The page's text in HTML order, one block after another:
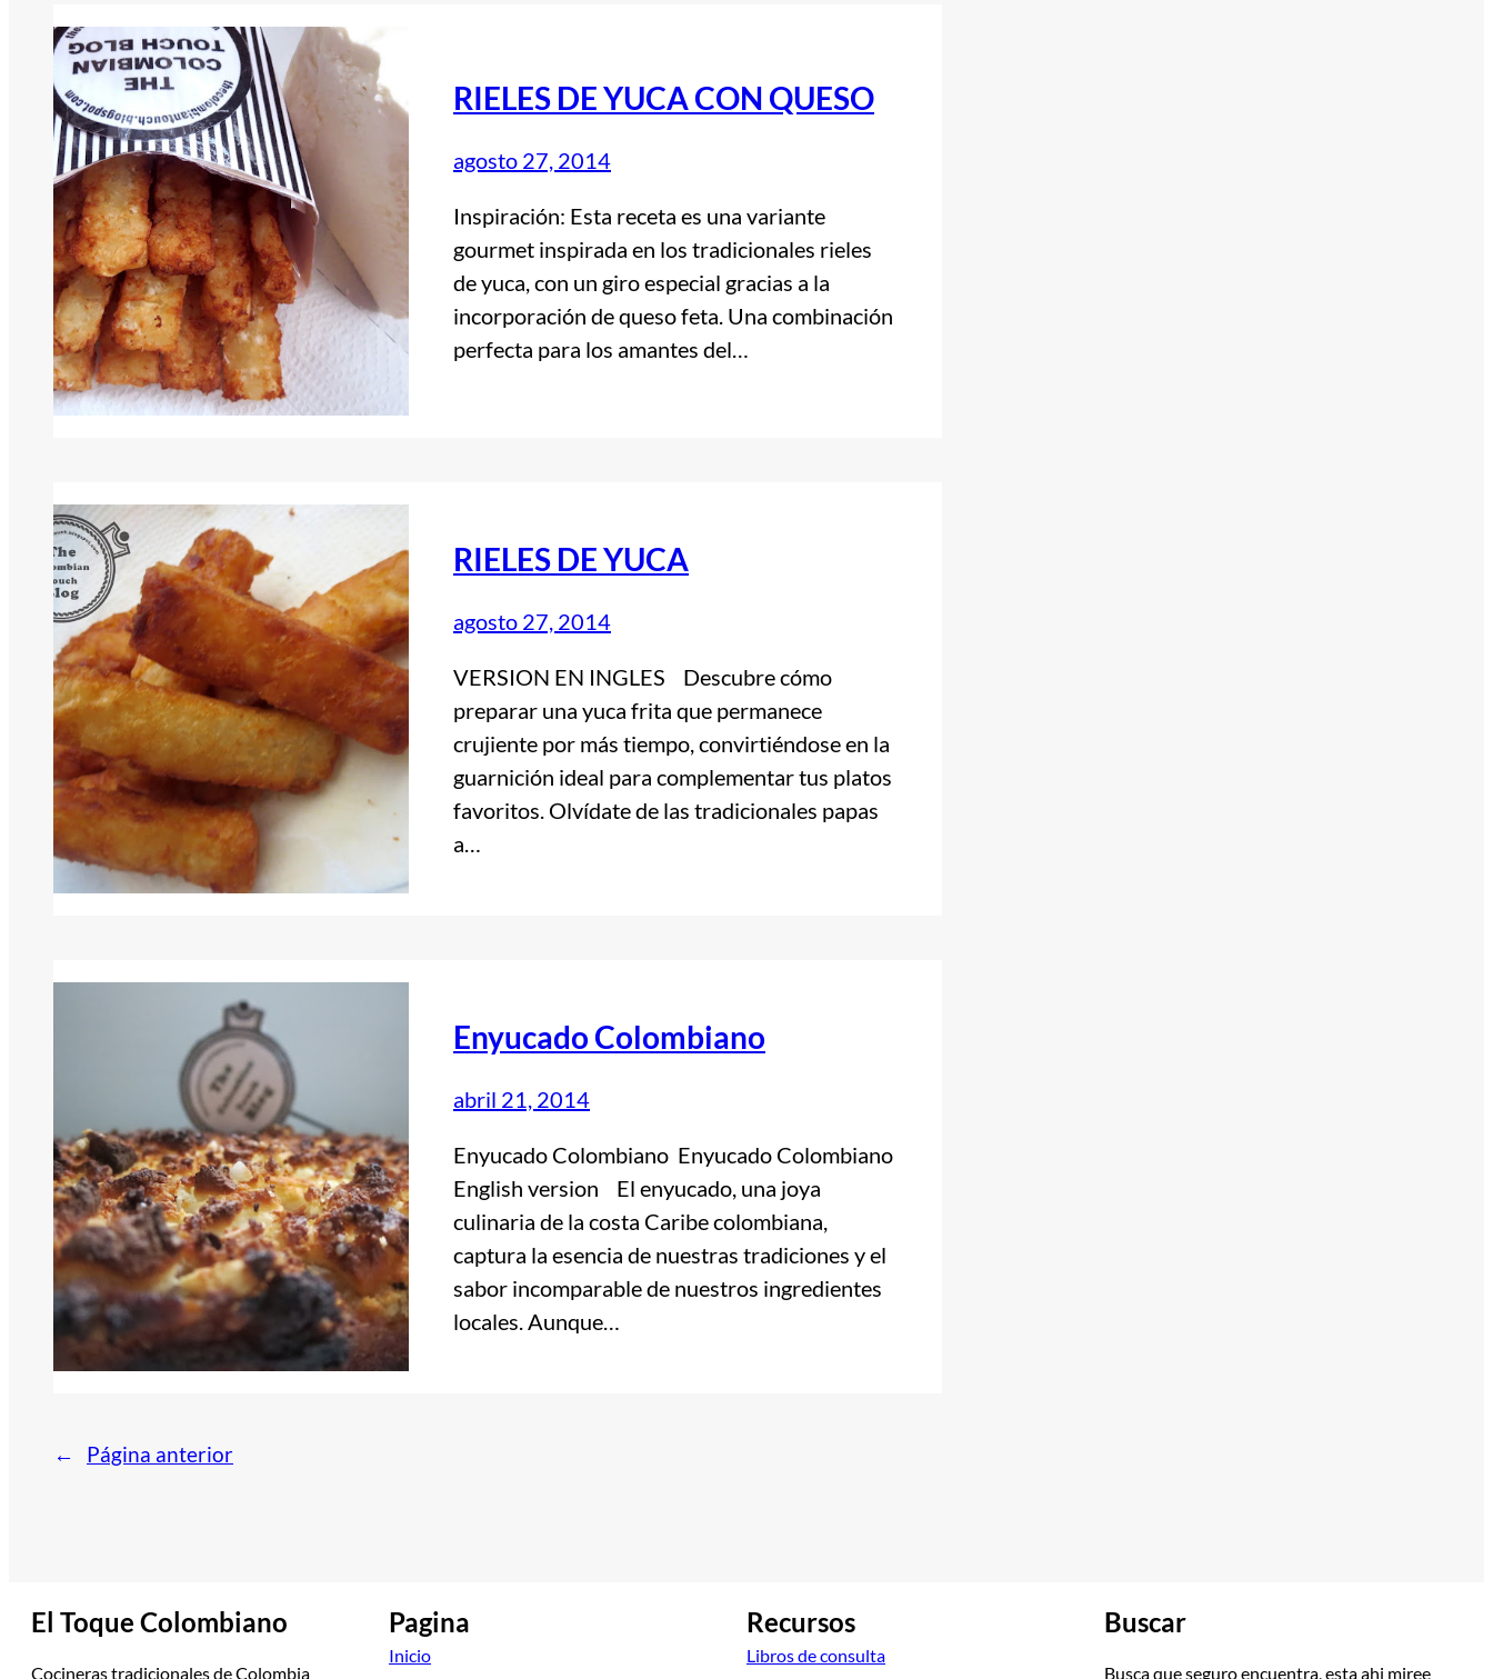
RIELES DE YUCA CON QUESO
agosto 27, 2014
Inspiración: Esta receta es una variante
gourmet inspirada en los tradicionales rieles
de yuca, con un giro especial gracias a la
incorporación de queso feta. Una combinación
perfecta para los amantes del…
RIELES DE YUCA
agosto 27, 2014
VERSION EN INGLES Descubre cómo
preparar una yuca frita que permanece
crujiente por más tiempo, convirtiéndose en la
guarnición ideal para complementar tus platos
favoritos. Olvídate de las tradicionales papas
a…
Enyucado Colombiano
abril 21, 2014
Enyucado Colombiano Enyucado Colombiano
English version El enyucado, una joya
culinaria de la costa Caribe colombiana,
captura la esencia de nuestras tradiciones y el
sabor incomparable de nuestros ingredientes
locales. Aunque…
← Página anterior
El Toque Colombiano
Cocineras tradicionales de Colombia
Pagina
Inicio
Recursos
Libros de consulta
Buscar
Busca que seguro encuentra, esta ahi miree